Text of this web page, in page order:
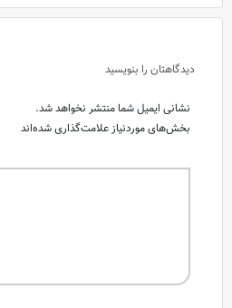
دیدگاهتان را بنویسید
نشانی ایمیل شما منتشر نخواهد شد.
بخش‌های موردنیاز علامت‌گذاری شده‌اند